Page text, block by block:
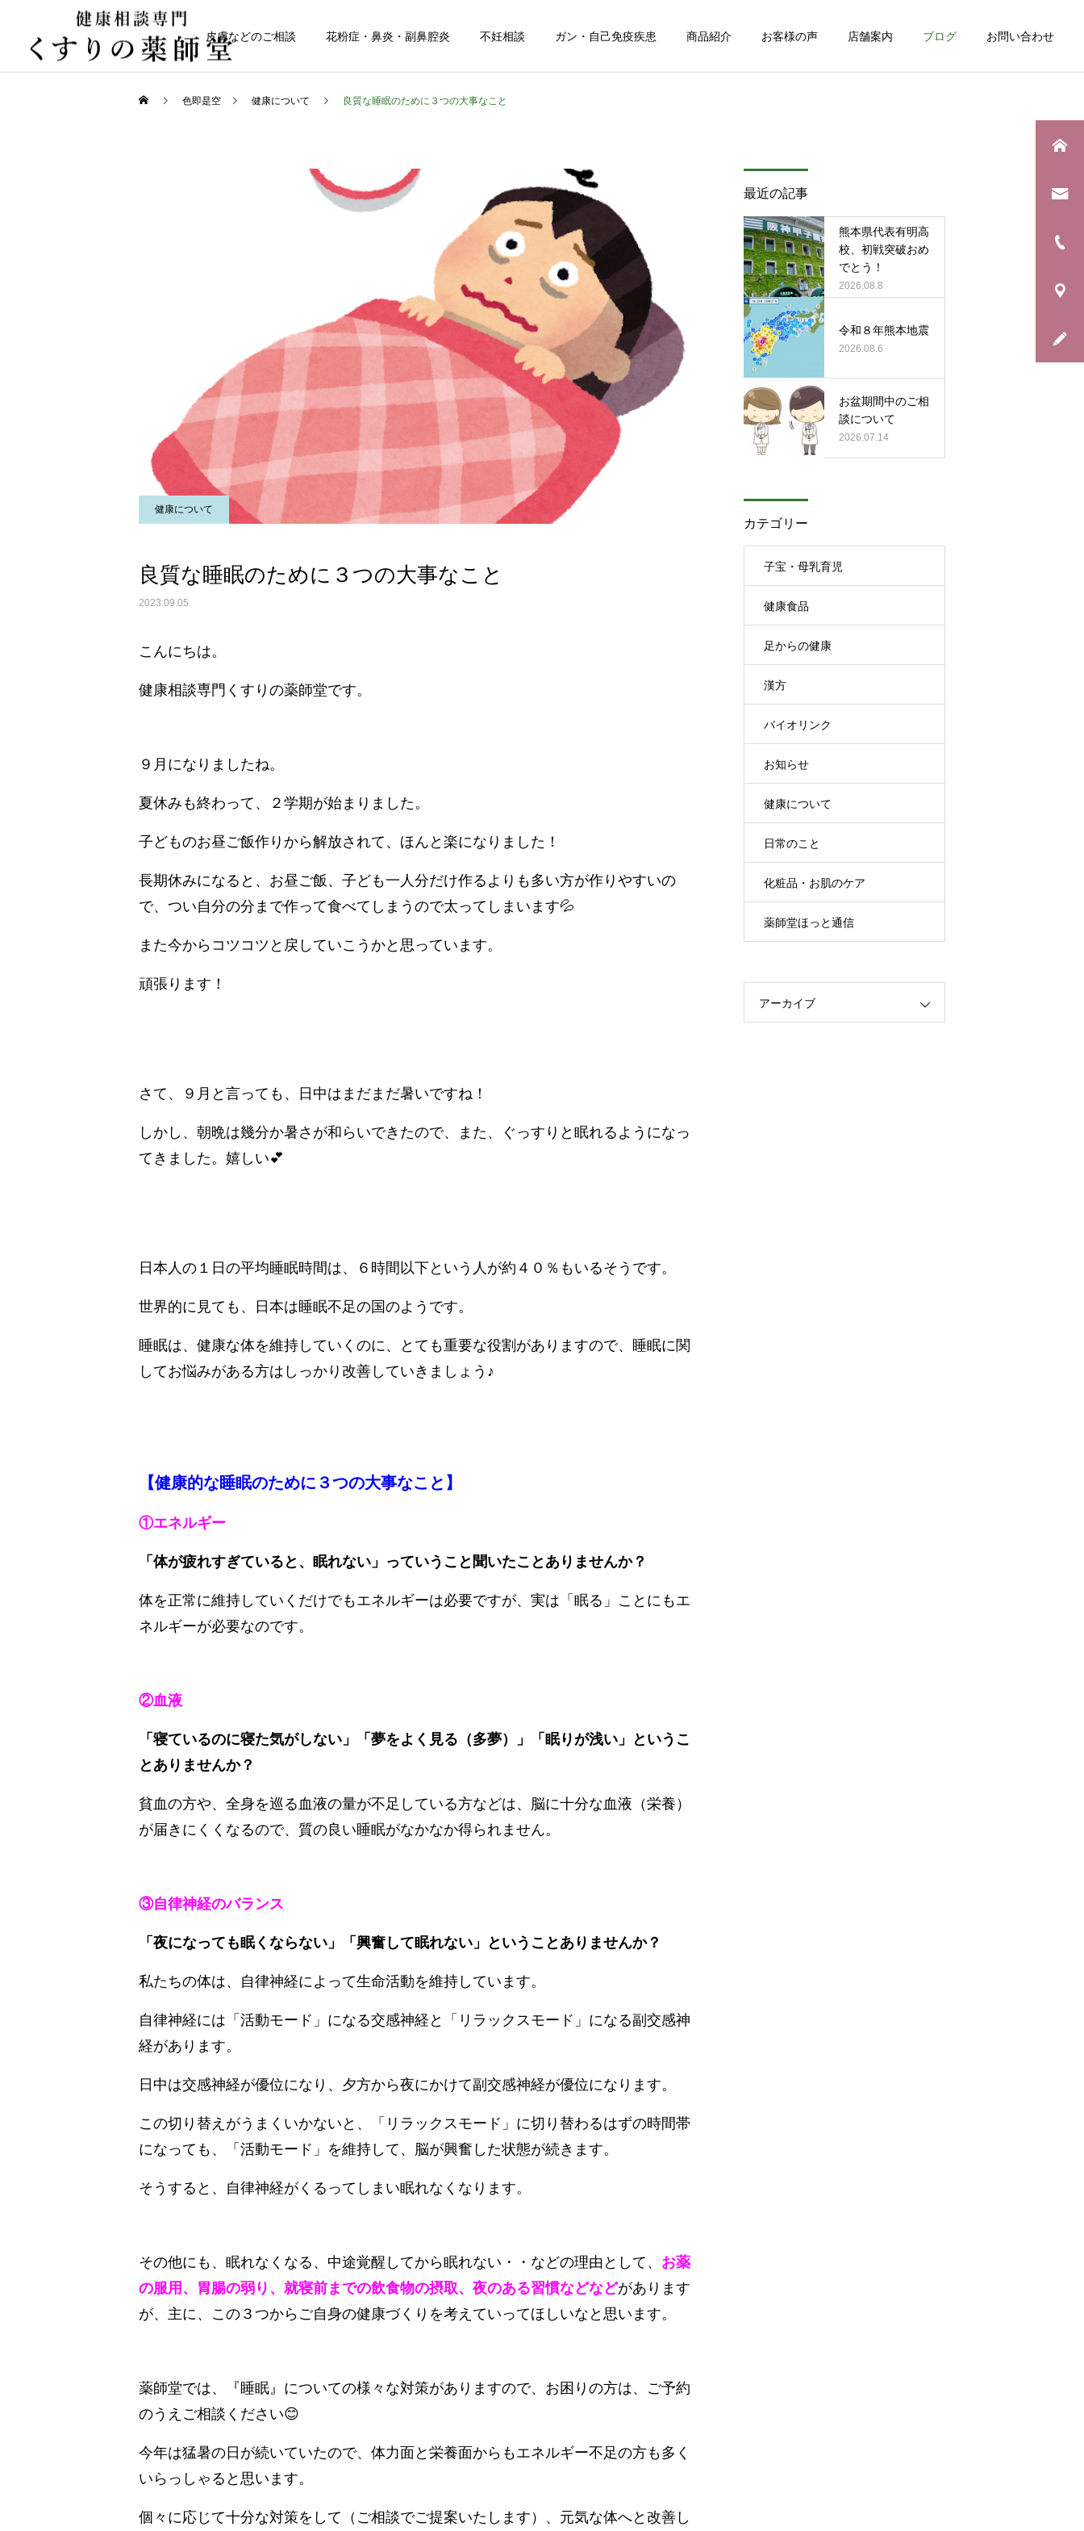
皮膚などのご相談 花粉症・鼻炎・副鼻腔炎 不妊相談 ガン・自己免疫疾患 商品紹介 お客様の声 店舗案内 ブログ お問い合わせ
令和８年熊本地震
お知らせ
お盆期間中のご相談につい
て
夏の頭痛におすすめのドリ
ンク！
息子の野球生活が終わりま
色即是空 健康について 良質な睡眠のために３つの大事なこと
健康について
良質な睡眠のために３つの大事なこと
2023.09.05
こんにちは。
健康相談専門くすりの薬師堂です。
９月になりましたね。
夏休みも終わって、２学期が始まりました。
子どものお昼ご飯作りから解放されて、ほんと楽になりました！
長期休みになると、お昼ご飯、子ども一人分だけ作るよりも多い方が作りやすいの
で、つい自分の分まで作って食べてしまうので太ってしまいます💦
また今からコツコツと戻していこうかと思っています。
頑張ります！
さて、９月と言っても、日中はまだまだ暑いですね！
しかし、朝晩は幾分か暑さが和らいできたので、また、ぐっすりと眠れるようになっ
てきました。嬉しい💕
日本人の１日の平均睡眠時間は、６時間以下という人が約４０％もいるそうです。
世界的に見ても、日本は睡眠不足の国のようです。
睡眠は、健康な体を維持していくのに、とても重要な役割がありますので、睡眠に関
してお悩みがある方はしっかり改善していきましょう♪
【健康的な睡眠のために３つの大事なこと】
①エネルギー
「体が疲れすぎていると、眠れない」っていうこと聞いたことありませんか？
体を正常に維持していくだけでもエネルギーは必要ですが、実は「眠る」ことにもエ
ネルギーが必要なのです。
②血液
「寝ているのに寝た気がしない」「夢をよく見る（多夢）」「眠りが浅い」というこ
とありませんか？
貧血の方や、全身を巡る血液の量が不足している方などは、脳に十分な血液（栄養）
が届きにくくなるので、質の良い睡眠がなかなか得られません。
③自律神経のバランス
「夜になっても眠くならない」「興奮して眠れない」ということありませんか？
私たちの体は、自律神経によって生命活動を維持しています。
自律神経には「活動モード」になる交感神経と「リラックスモード」になる副交感神
経があります。
日中は交感神経が優位になり、夕方から夜にかけて副交感神経が優位になります。
この切り替えがうまくいかないと、「リラックスモード」に切り替わるはずの時間帯
になっても、「活動モード」を維持して、脳が興奮した状態が続きます。
そうすると、自律神経がくるってしまい眠れなくなります。
その他にも、眠れなくなる、中途覚醒してから眠れない・・などの理由として、 お薬
の服用、胃腸の弱り、就寝前までの飲食物の摂取、夜のある習慣などなどがあります
が、主に、この３つからご自身の健康づくりを考えていってほしいなと思います。
薬師堂では、『睡眠』についての様々な対策がありますので、お困りの方は、ご予約
のうえご相談ください😊
今年は猛暑の日が続いていたので、体力面と栄養面からもエネルギー不足の方も多く
いらっしゃると思います。
個々に応じて十分な対策をして（ご相談でご提案いたします）、元気な体へと改善し
最近の記事
熊本県代表有明高
校、初戦突破おめ
でとう！
2026.08.8
令和８年熊本地震
2026.08.6
お盆期間中のご相
談について
2026.07.14
カテゴリー
子宝・母乳育児
健康食品
足からの健康
漢方
バイオリンク
お知らせ
健康について
日常のこと
化粧品・お肌のケア
薬師堂ほっと通信
アーカイブ